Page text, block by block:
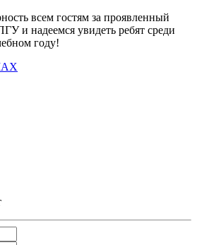
всем гостям за проявленный
и надеемся увидеть ребят среди
году!